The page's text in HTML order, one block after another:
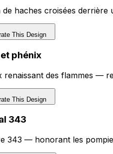
de haches croisées
This Design
phénix
renaissant des flammes —
This Design
343
343 — honorant les